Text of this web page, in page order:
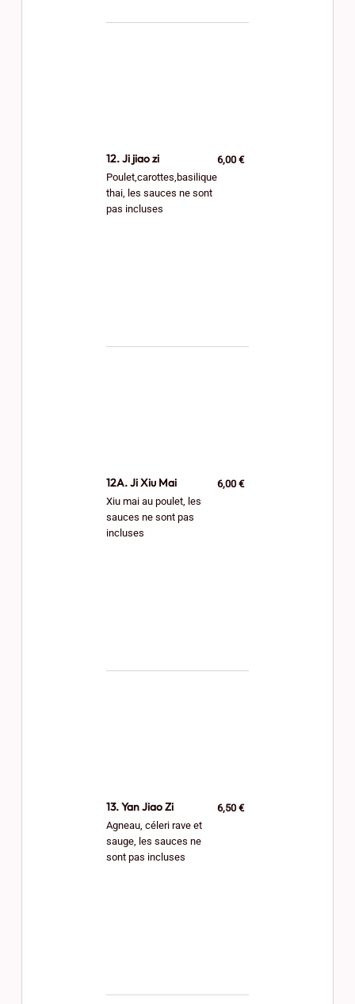
12. Ji jiao zi
Poulet,carottes,basilique
thai, les sauces ne sont
pas incluses
6,00 €
12A. Ji Xiu Mai
Xiu mai au poulet, les
sauces ne sont pas
incluses
6,00 €
13. Yan Jiao Zi
Agneau, céleri rave et
sauge, les sauces ne
sont pas incluses
6,50 €